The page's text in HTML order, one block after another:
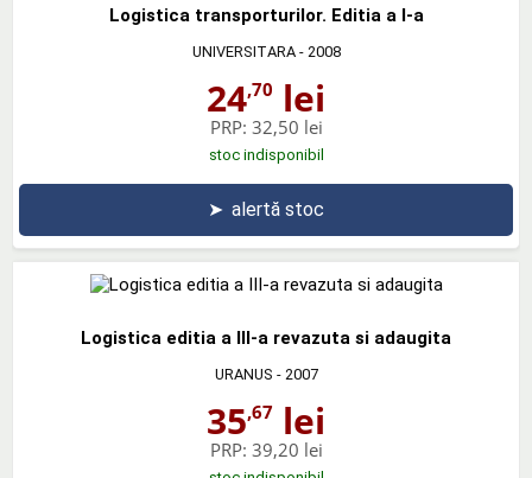
Logistica transporturilor. Editia a I-a
UNIVERSITARA- 2008
24,70 lei
PRP: 32,50 lei
stoc indisponibil
➤ alertă stoc
Logistica editia a III-a revazuta si adaugita
URANUS - 2007
35,67 lei
PRP: 39,20 lei